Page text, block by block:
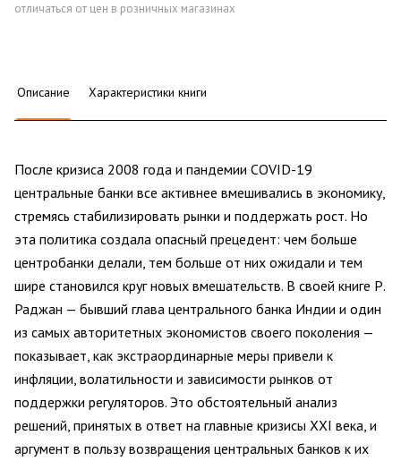
отличаться от цен в розничных магазинах
Описание Характеристики книги
После кризиса 2008 года и пандемии COVID-19
центральные банки все активнее вмешивались в экономику,
стремясь стабилизировать рынки и поддержать рост. Но
эта политика создала опасный прецедент: чем больше
центробанки делали, тем больше от них ожидали и тем
шире становился круг новых вмешательств. В своей книге Р.
Раджан — бывший глава центрального банка Индии и один
из самых авторитетных экономистов своего поколения —
показывает, как экстраординарные меры привели к
инфляции, волатильности и зависимости рынков от
поддержки регуляторов. Это обстоятельный анализ
решений, принятых в ответ на главные кризисы XXI века, и
аргумент в пользу возвращения центральных банков к их